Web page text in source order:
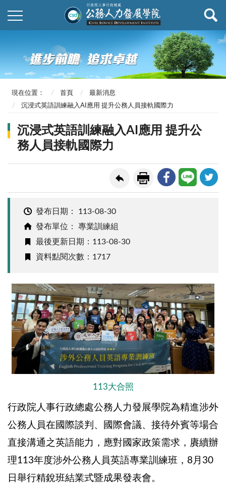
現在位置： 首頁
最新消息
沉浸式英語訓練融入AI應用 提升公務人員接軌國際力
沉浸式英語訓練融入AI應用 提升公
務人員接軌國際力
發布日期： 113-08-30
發布單位： 專業訓練組
最後更新日期：113-08-30
資料點閱次數：1717
113大合照
行政院人事行政總處公務人力發展學院為精進涉外
公務人員在國際談判、國際會議、接待外賓等場合
直接溝通之英語能力，應對國家政策需求，賡續辦
理113年度涉外公務人員英語專業訓練班， 8 月 30
日舉行精銳班結業式暨成果發表會。